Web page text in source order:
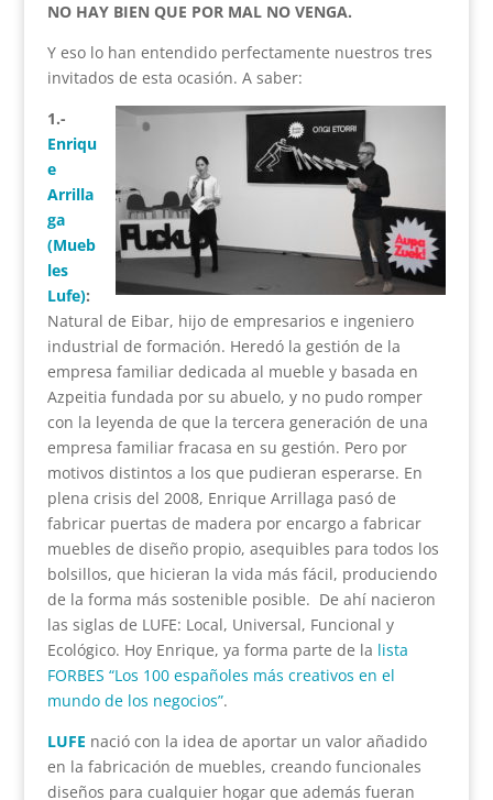
NO HAY BIEN QUE POR MAL NO VENGA.
Y eso lo han entendido perfectamente nuestros tres
invitados de esta ocasión. A saber:
1.-
Enriqu
e
Arrilla
ga
(Mueb
les
Lufe):
Natural de Eibar, hijo de empresarios e ingeniero
industrial de formación. Heredó la gestión de la
empresa familiar dedicada al mueble y basada en
Azpeitia fundada por su abuelo, y no pudo romper
con la leyenda de que la tercera generación de una
empresa familiar fracasa en su gestión. Pero por
motivos distintos a los que pudieran esperarse. En
plena crisis del 2008, Enrique Arrillaga pasó de
fabricar puertas de madera por encargo a fabricar
muebles de diseño propio, asequibles para todos los
bolsillos, que hicieran la vida más fácil, produciendo
de la forma más sostenible posible. De ahí nacieron
las siglas de LUFE: Local, Universal, Funcional y
Ecológico. Hoy Enrique, ya forma parte de la lista
FORBES “Los 100 españoles más creativos en el
mundo de los negocios”.
LUFE nació con la idea de aportar un valor añadido
en la fabricación de muebles, creando funcionales
diseños para cualquier hogar que además fueran